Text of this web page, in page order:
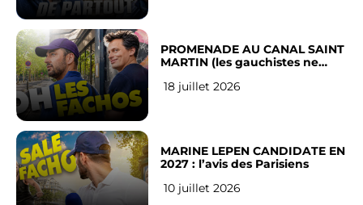
PROMENADE AU CANAL SAINT
MARTIN (les gauchistes ne
18 juillet 2026
MARINE LEPEN CANDIDATE EN
2027 : l’avis des Parisiens
10 juillet 2026